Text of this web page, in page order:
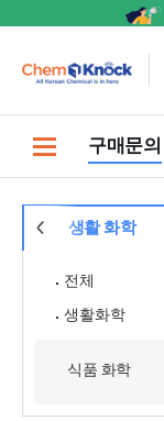
구매문의
생활 화학
전체
생활화학
식품 화학